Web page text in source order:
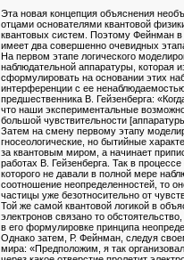
Эта новая концепция объяснения
отцами основателями квантовой
квантовых систем. Поэтому Фейнман в
имеет два совершенно очевидных
На первом этапе логического
наблюдательной аппаратуры, которая
сформулировать на основании этих
интерференции с ее
предшественника В. Гейзенберга:
что наши экспериментальные
большой чувствительности
Затем на смену первому этапу
гносеологические, но бытийные
за квантовым миром, а начинает
работах В. Гейзенберга. Так в
которого не давали в полной мере
соотношение неопределенностей, то
частицы уже безотносительно от
Той же самой квантовой логикой в
электронов связано то
в его формулировке принципа
Однако затем, Р. Фейнман, следуя
мира: «Предположим, я так